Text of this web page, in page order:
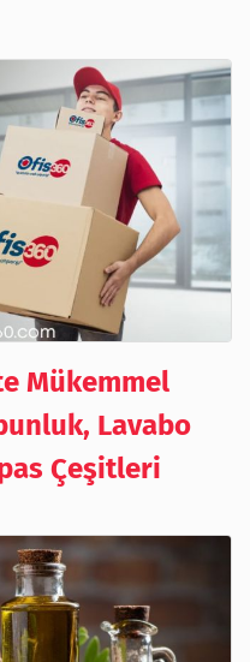
Mükemmel
Lavabo
Çeşitleri